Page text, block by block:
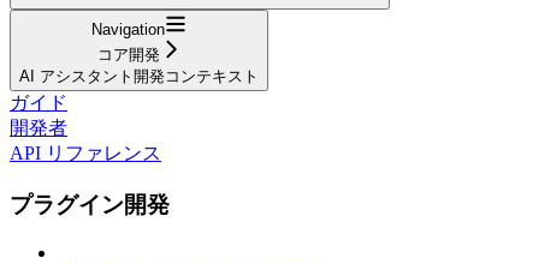
Navigation
コア開発
AI アシスタント開発コンテキスト
ガイド
開発者
API リファレンス
プラグイン開発